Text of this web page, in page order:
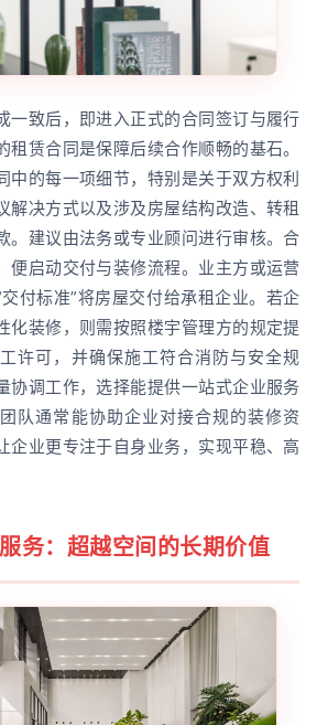
一致后，即进入正式的合同签订与履行
租赁合同是保障后续合作顺畅的基石。
中的每一项细节，特别是关于双方权利
解决方式以及涉及房屋结构改造、转租
。建议由法务或专业顾问进行审核。合
便启动交付与装修流程。业主方或运营
付标准”将房屋交付给承租企业。若企
化装修，则需按照楼宇管理方的规定提
许可，并确保施工符合消防与安全规
协调工作，选择能提供一站式企业服务
队通常能协助企业对接合规的装修资
企业更专注于自身业务，实现平稳、高
务：超越空间的长期价值